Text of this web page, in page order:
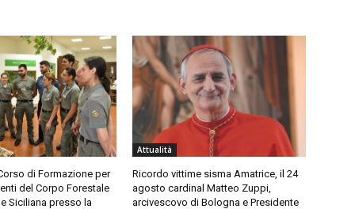
di Formazione per
del Corpo Forestale
Siciliana presso la
Attualità
Ricordo vittime sisma Amatrice, il 24
agosto cardinal Matteo Zuppi,
arcivescovo di Bologna e Presidente